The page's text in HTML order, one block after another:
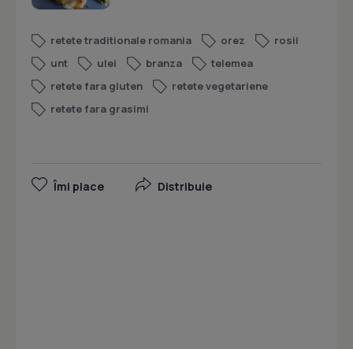
retete traditionale romania orez
rosii
unt
ulei branza
telemea
retete fara gluten
retete vegetariene
retete fara grasimi
Îmi place Distribuie